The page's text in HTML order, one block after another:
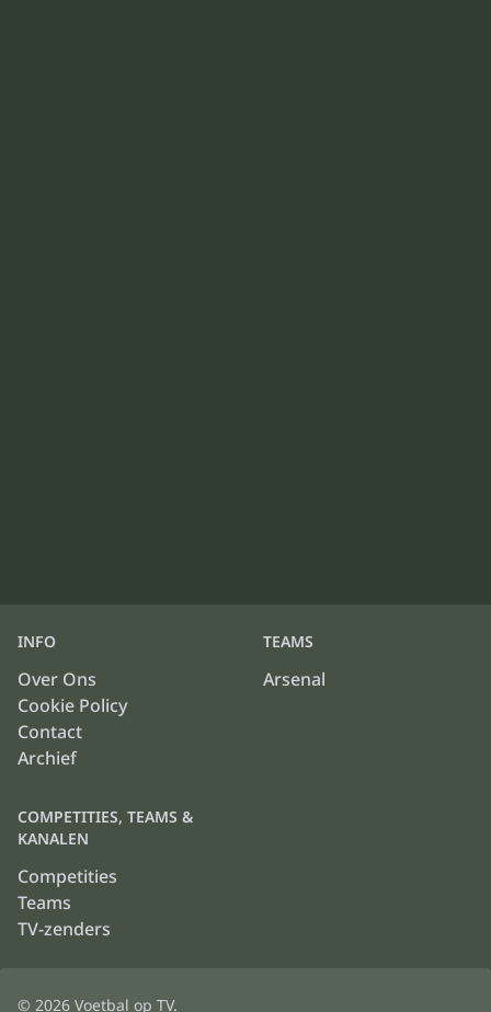
INFO
Over Ons
Cookie Policy
Contact
Archief
TEAMS
Arsenal
COMPETITIES, TEAMS &
KANALEN
Competities
Teams
TV-zenders
© 2026 Voetbal op TV.